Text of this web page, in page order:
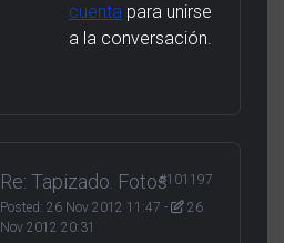
cuenta para unirse
a la conversación.
Re: Tapizado. Fotos
Posted: 26 Nov 2012 11:47 -
26
Nov 2012 20:31
#101197